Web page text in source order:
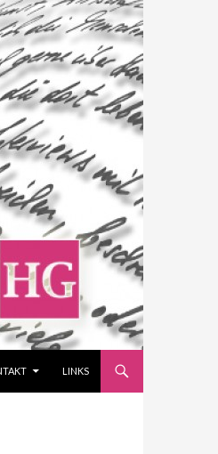
LINKS